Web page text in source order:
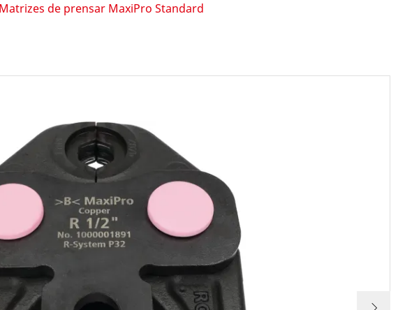
Matrizes de prensar MaxiPro Standard